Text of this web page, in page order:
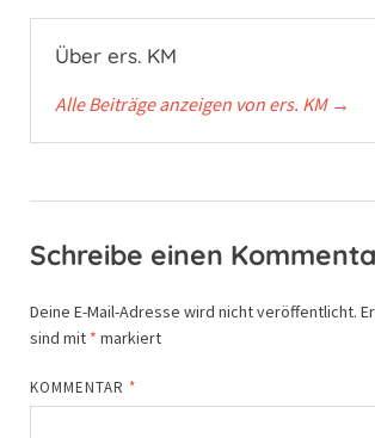
Über ers. KM
Alle Beiträge anzeigen von ers. KM →
Schreibe einen
Deine E-Mail-Adresse wird nicht veröffentlicht.
sind mit * markiert
KOMMENTAR *